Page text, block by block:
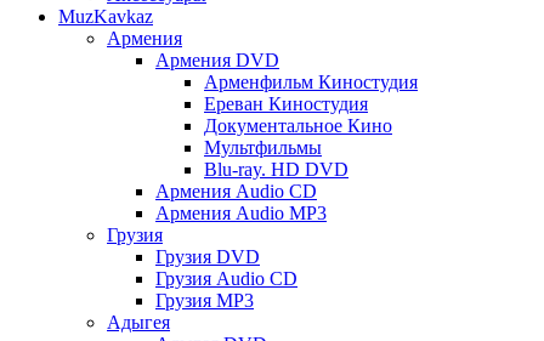
MuzKavkaz
Армения
Армения DVD
Арменфильм Киностудия
Ереван Киностудия
Документальное Кино
Мультфильмы
Blu-ray. HD DVD
Армения Audio CD
Армения Audio MP3
Грузия
Грузия DVD
Грузия Audio CD
Грузия MP3
Адыгея